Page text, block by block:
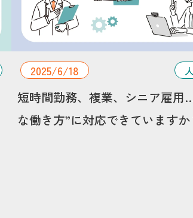
2025/6/18
短時間勤務、複業、シニア雇用
な働き方”に対応できていますか